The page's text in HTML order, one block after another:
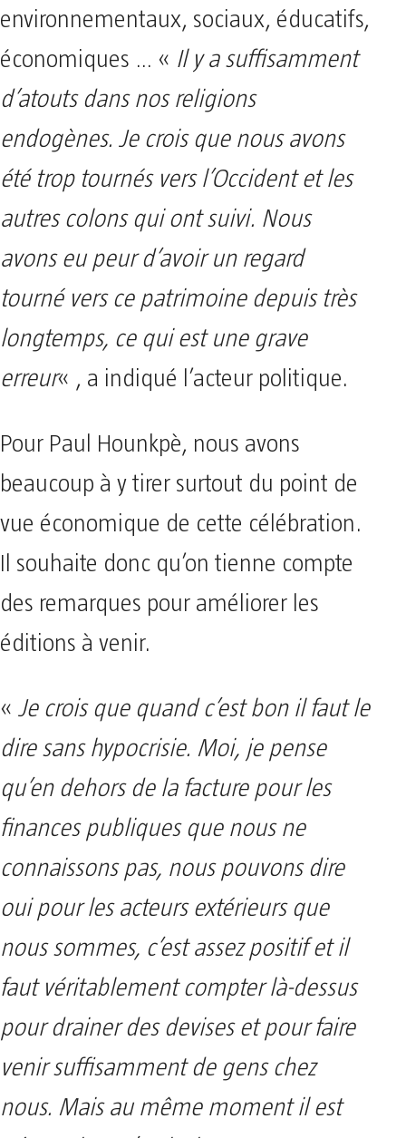
environnementaux, sociaux, éducatifs,
économiques … « Il y a suffisamment
d’atouts dans nos religions
endogènes. Je crois que nous avons
été trop tournés vers l’Occident et les
autres colons qui ont suivi. Nous
avons eu peur d’avoir un regard
tourné vers ce patrimoine depuis très
longtemps, ce qui est une grave
erreur« , a indiqué l’acteur politique.
Pour Paul Hounkpè, nous avons
beaucoup à y tirer surtout du point de
vue économique de cette célébration.
Il souhaite donc qu’on tienne compte
des remarques pour améliorer les
éditions à venir.
« Je crois que quand c’est bon il faut le
dire sans hypocrisie. Moi, je pense
qu’en dehors de la facture pour les
finances publiques que nous ne
connaissons pas, nous pouvons dire
oui pour les acteurs extérieurs que
nous sommes, c’est assez positif et il
faut véritablement compter là-dessus
pour drainer des devises et pour faire
venir suffisamment de gens chez
nous. Mais au même moment il est